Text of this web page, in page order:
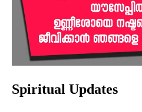
Spiritual Updates